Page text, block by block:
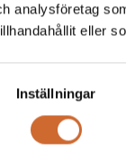
analysföretag
eller
Inställningar
2020